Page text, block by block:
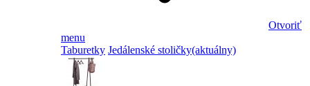
Otvoriť
menu
Taburetky Jedálenské stoličky(aktuálny)